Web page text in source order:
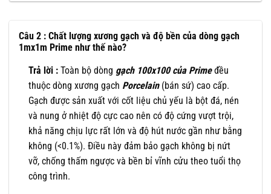
Câu 2 : Chất lượng xương gạch và độ bền của dòng gạch
1mx1m Prime như thế nào?
Trả lời : Toàn bộ dòng gạch 100x100 của Prime đều
thuộc dòng xương gạch Porcelain(bán sứ) cao cấp.
Gạch được sản xuất với cốt liệu chủ yếu là bột đá, nén
và nung ở nhiệt độ cực cao nên có độ cứng vượt trội,
khả năng chịu lực rất lớn và độ hút nước gần như bằng
không (<0.1%). Điều này đảm bảo gạch không bị nứt
vỡ, chống thấm ngược và bền bỉ vĩnh cửu theo tuổi thọ
công trình.